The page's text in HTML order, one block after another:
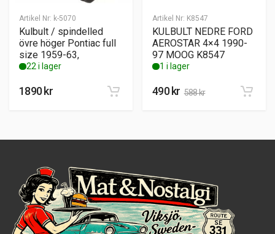
Artikel Nr: k-5070
Kulbult / spindelled
övre höger Pontiac full
size 1959-63,
22 i lager
1890 kr
Artikel Nr: K8547
KULBULT NEDRE FORD
AEROSTAR 4×4 1990-
97 MOOG K8547
1 i lager
490 kr 588kr